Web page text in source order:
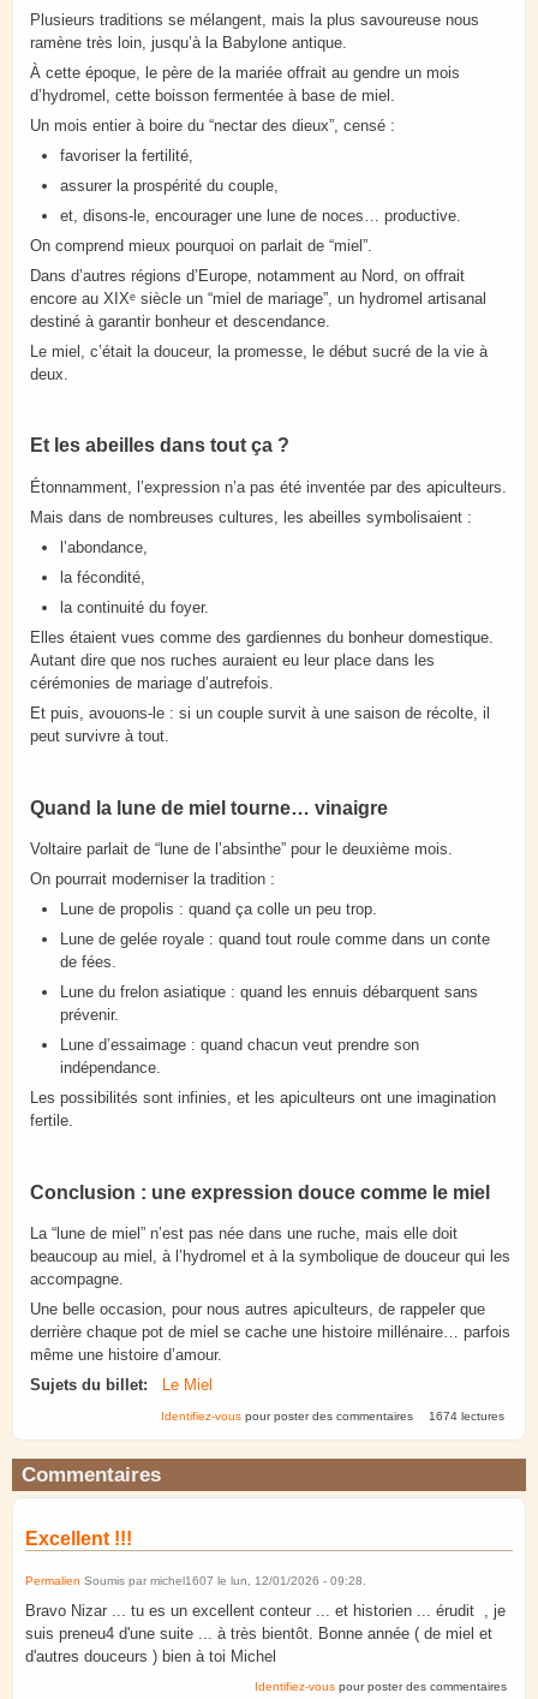
Plusieurs traditions se mélangent, mais la plus savoureuse nous
ramène très loin, jusqu’à la Babylone antique.
À cette époque, le père de la mariée offrait au gendre un mois
d’hydromel, cette boisson fermentée à base de miel.
Un mois entier à boire du “nectar des dieux”, censé :
favoriser la fertilité,
assurer la prospérité du couple,
et, disons-le, encourager une lune de noces… productive.
On comprend mieux pourquoi on parlait de “miel”.
Dans d’autres régions d’Europe, notamment au Nord, on offrait
encore au XIXᵉ siècle un “miel de mariage”, un hydromel artisanal
destiné à garantir bonheur et descendance.
Le miel, c’était la douceur, la promesse, le début sucré de la vie à
deux.
Et les abeilles dans tout ça ?
Étonnamment, l’expression n’a pas été inventée par des apiculteurs.
Mais dans de nombreuses cultures, les abeilles symbolisaient :
l’abondance,
la fécondité,
la continuité du foyer.
Elles étaient vues comme des gardiennes du bonheur domestique.
Autant dire que nos ruches auraient eu leur place dans les
cérémonies de mariage d’autrefois.
Et puis, avouons-le : si un couple survit à une saison de récolte, il
peut survivre à tout.
Quand la lune de miel tourne… vinaigre
Voltaire parlait de “lune de l’absinthe” pour le deuxième mois.
On pourrait moderniser la tradition :
Lune de propolis : quand ça colle un peu trop.
Lune de gelée royale : quand tout roule comme dans un conte
de fées.
Lune du frelon asiatique : quand les ennuis débarquent sans
prévenir.
Lune d’essaimage : quand chacun veut prendre son
indépendance.
Les possibilités sont infinies, et les apiculteurs ont une imagination
fertile.
Conclusion : une expression douce comme le miel
La “lune de miel” n’est pas née dans une ruche, mais elle doit
beaucoup au miel, à l’hydromel et à la symbolique de douceur qui les
accompagne.
Une belle occasion, pour nous autres apiculteurs, de rappeler que
derrière chaque pot de miel se cache une histoire millénaire… parfois
même une histoire d’amour.
Sujets du billet:
Le Miel
Identifiez-vous pour poster des commentaires 1674 lectures
Commentaires
Excellent !!!
Permalien Soumis par michel1607 le lun, 12/01/2026 - 09:28
Bravo Nizar ... tu es un excellent conteur ... et historien ... érudit , je
suis preneu4 d'une suite ... à très bientôt. Bonne année ( de miel et
d'autres douceurs ) bien à toi Michel
Identifiez-vous pour poster des commentaires